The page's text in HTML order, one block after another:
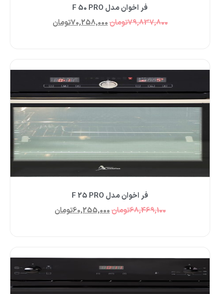
فر اخوان مدل F 50 PRO
79,837,800تومان70,258,000تومان
فر اخوان مدل F 25 PRO
68,469,100تومان60,255,000تومان